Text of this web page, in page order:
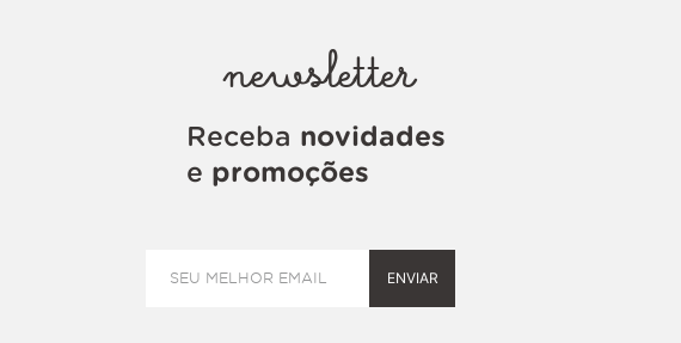
newsletter
Receba novidades
e promoções
ENVIAR